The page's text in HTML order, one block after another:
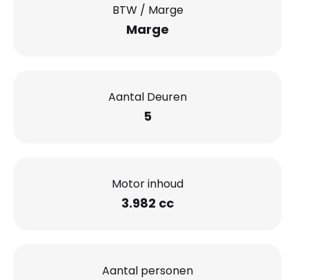
BTW / Marge
Marge
Aantal Deuren
5
Motor inhoud
3.982 cc
Aantal personen